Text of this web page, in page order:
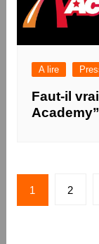
A lire
Faut-il
Pagination
des
1 2